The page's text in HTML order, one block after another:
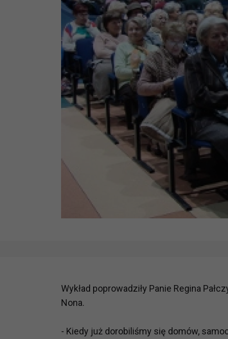
Wykład poprowadziły Panie Regina
Nona.
- Kiedy już dorobiliśmy się domów,